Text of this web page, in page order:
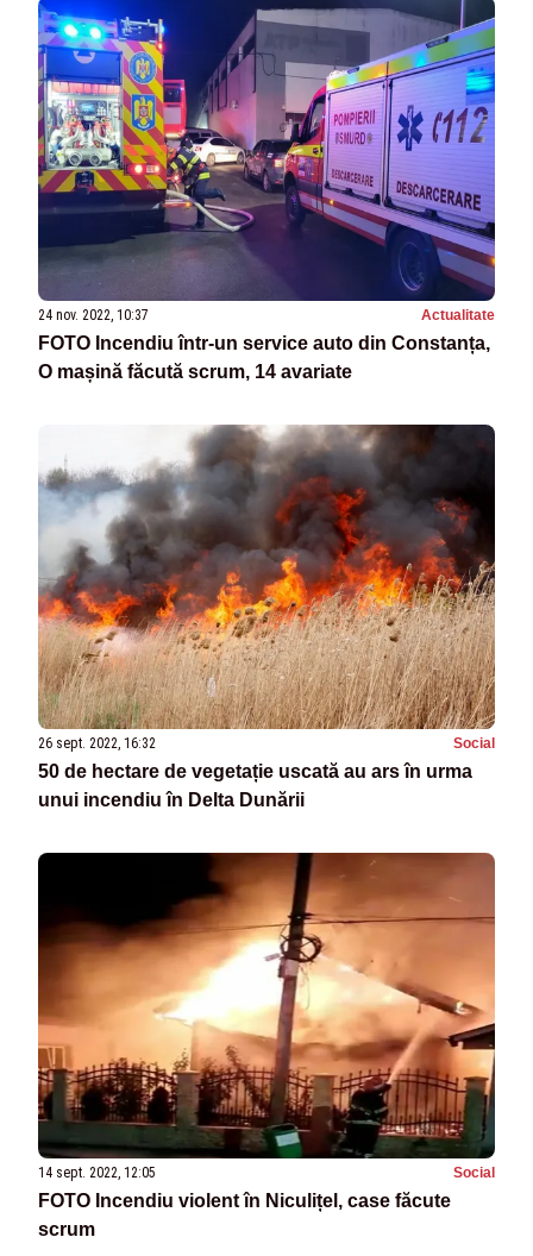
24 nov. 2022, 10:37 Actualitate
FOTO Incendiu într-un service auto din Constanța,
O mașină făcută scrum, 14 avariate
26 sept. 2022, 16:32 Social
50 de hectare de vegetație uscată au ars în urma
unui incendiu în Delta Dunării
14 sept. 2022, 12:05 Social
FOTO Incendiu violent în Niculițel, case făcute
scrum